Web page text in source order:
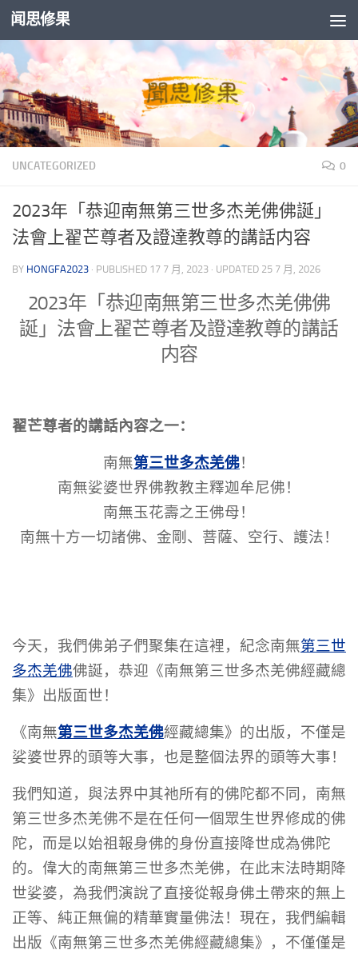
Skip to content
闻思修果
UNCATEGORIZED 0
2023年「恭迎南無第三世多杰羌佛佛誕」
法會上翟芒尊者及證達教尊的講話内容
BY HONGFA2023 · PUBLISHED 17 7 月, 2023 · UPDATED 25 7 月, 2026
2023年「恭迎南無第三世多杰羌佛佛
誕」法會上翟芒尊者及證達教尊的講話
内容
翟芒尊者的講話內容之一：
南無第三世多杰羌佛！
南無娑婆世界佛教教主釋迦牟尼佛！
南無玉花壽之王佛母！
南無十方一切諸佛、金剛、菩薩、空行、護法！
今天，我們佛弟子們聚集在這裡，紀念南無第三世
多杰羌佛佛誕，恭迎《南無第三世多杰羌佛經藏總
集》出版面世！
《南無第三世多杰羌佛經藏總集》的出版，不僅是
娑婆世界的頭等大事，也是整個法界的頭等大事！
我們知道，與法界中其祂所有的佛陀都不同，南無
第三世多杰羌佛不是在任何一個眾生世界修成的佛
陀，而是以始祖報身佛的身份直接降世成為佛陀
的。偉大的南無第三世多杰羌佛，在此末法時期降
世娑婆，為我們演說了直接從報身佛土帶來的無上
正等、純正無偏的精華實量佛法！現在，我們編輯
出版《南無第三世多杰羌佛經藏總集》，不僅僅是